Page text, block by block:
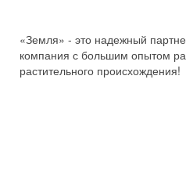
«Земля» - это надежный
компания с большим опытом
растительного происхождения!